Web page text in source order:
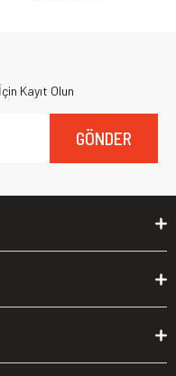
Kayıt Olun
GÖNDER